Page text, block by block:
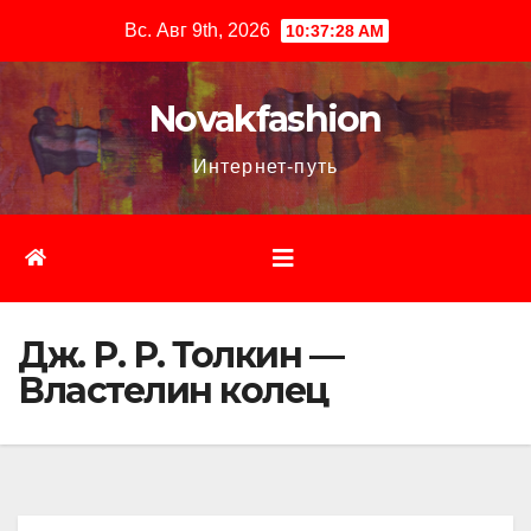
содержимому
Вс. Авг 9th, 2026 10:37:29 AM
Novakfashion
Интернет-путь
Дж. Р. Р. Толкин —
Властелин колец